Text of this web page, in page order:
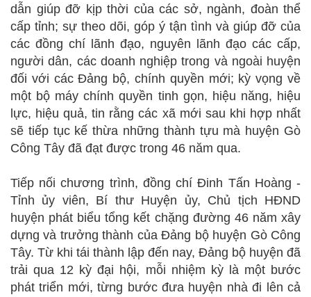
dẫn giúp đỡ kịp thời của các sở, ngành, đoàn thể
cấp tỉnh; sự theo dõi, góp ý tận tình và giúp đỡ của
các đồng chí lãnh đạo, nguyên lãnh đạo các cấp,
người dân, các doanh nghiệp trong và ngoài huyện
đối với các Đảng bộ, chính quyền mới; kỳ vọng về
một bộ máy chính quyền tinh gọn, hiệu năng, hiệu
lực, hiệu quả, tin rằng các xã mới sau khi hợp nhất
sẽ tiếp tục kế thừa những thành tựu mà huyện Gò
Công Tây đã đạt được trong 46 năm qua.
Tiếp nối chương trình, đồng chí Đinh Tấn Hoàng -
Tỉnh ủy viên, Bí thư Huyện ủy, Chủ tịch HĐND
huyện phát biểu tổng kết chặng đường 46 năm xây
dựng và trưởng thành của Đảng bộ huyện Gò Công
Tây. Từ khi tái thành lập đến nay, Đảng bộ huyện đã
trải qua 12 kỳ đại hội, mỗi nhiệm kỳ là một bước
phát triển mới, từng bước đưa huyện nhà đi lên cả